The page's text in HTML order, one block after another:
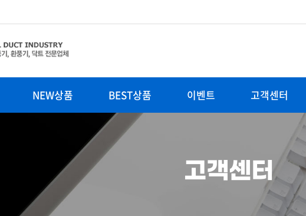
NEW상품 BEST상품 이벤트 고객센터
고객센터